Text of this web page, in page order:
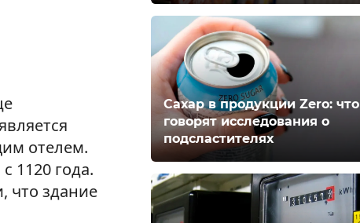
отелем.
1120 года.
что здание
Сахар в продукции Zero: что
говорят исследования о
подсластителях